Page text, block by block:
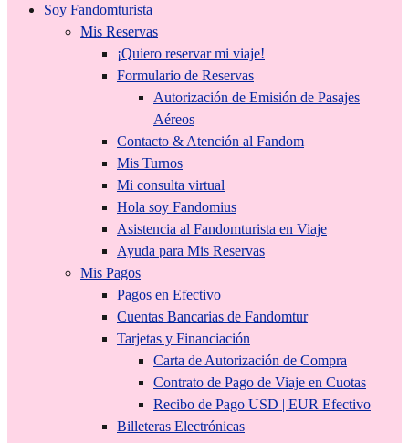
Soy Fandomturista
Mis Reservas
¡Quiero reservar mi viaje!
Formulario de Reservas
Autorización de Emisión de Pasajes
Aéreos
Contacto & Atención al Fandom
Mis Turnos
Mi consulta virtual
Hola soy Fandomius
Asistencia al Fandomturista en Viaje
Ayuda para Mis Reservas
Mis Pagos
Pagos en Efectivo
Cuentas Bancarias de Fandomtur
Tarjetas y Financiación
Carta de Autorización de Compra
Contrato de Pago de Viaje en Cuotas
Recibo de Pago USD | EUR Efectivo
Billeteras Electrónicas